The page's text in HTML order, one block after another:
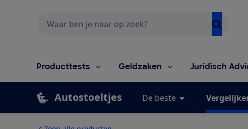
Producttests Geldzaken Juridisch
Autostoeltjes De beste